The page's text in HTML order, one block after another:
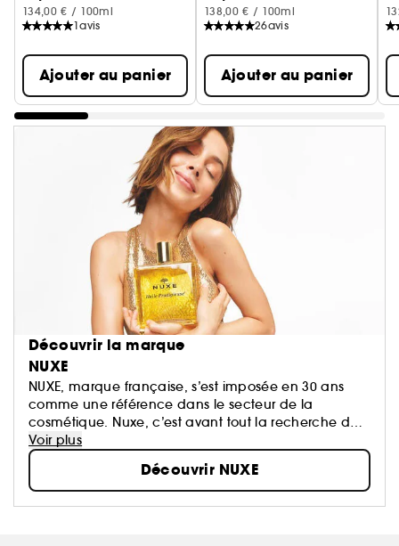
134,00 € / 100ml
1avis
Ajouter au panier
138,00 € / 100ml
26avis
Ajouter au panier
Découvrir la marque
NUXE
NUXE, marque française, s’est imposée en 30 ans
comme une référence dans le secteur de la
cosmétique. Nuxe, c’est avant tout la recherche de
l’excellence, l’écoute des sens alliée à la force de la
nature et l’efficacité de la science...
Voir plus
Découvrir NUXE